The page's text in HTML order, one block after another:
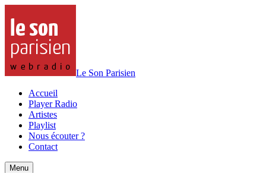
Le Son Parisien
Accueil
Player Radio
Artistes
Playlist
Nous écouter ?
Contact
Menu